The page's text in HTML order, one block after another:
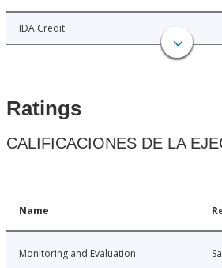
IDA Credit
Ratings
CALIFICACIONES DE LA
Name
Monitoring and Evaluation